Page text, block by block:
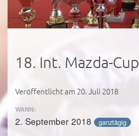
18. Int. Mazda-Cup
Veröffentlicht am 20. Juli 2018
WANN:
2. September 2018 ganztägig